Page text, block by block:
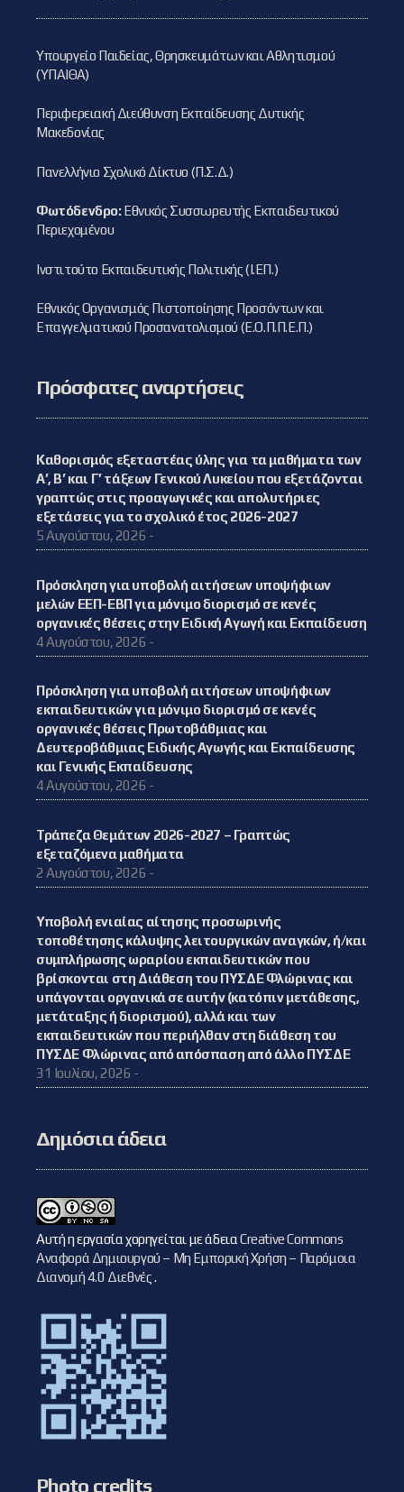
Υπουργείο Παιδείας, Θρησκευμάτων και Αθλητισμού
(ΥΠΑΙΘΑ)
Περιφερειακή Διεύθυνση Εκπαίδευσης Δυτικής
Μακεδονίας
Πανελλήνιο Σχολικό Δίκτυο (Π.Σ.Δ.)
Φωτόδενδρο:Εθνικός Συσσωρευτής Εκπαιδευτικού
Περιεχομένου
Ινστιτούτο Εκπαιδευτικής Πολιτικής (Ι.ΕΠ.)
Εθνικός Οργανισμός Πιστοποίησης Προσόντων και
Επαγγελματικού Προσανατολισμού (Ε.Ο.Π.Π.Ε.Π.)
Πρόσφατες αναρτήσεις
Καθορισμός εξεταστέας ύλης για τα μαθήματα των
Α’, Β’ και Γ’ τάξεων Γενικού Λυκείου που εξετάζονται
γραπτώς στις προαγωγικές και απολυτήριες
εξετάσεις για το σχολικό έτος 2026-2027
5 Αυγούστου, 2026 -
Πρόσκληση για υποβολή αιτήσεων υποψήφιων
μελών ΕΕΠ-ΕΒΠ για μόνιμο διορισμό σε κενές
οργανικές θέσεις στην Ειδική Αγωγή και Εκπαίδευση
4 Αυγούστου, 2026 -
Πρόσκληση για υποβολή αιτήσεων υποψήφιων
εκπαιδευτικών για μόνιμο διορισμό σε κενές
οργανικές θέσεις Πρωτοβάθμιας και
Δευτεροβάθμιας Ειδικής Αγωγής και Εκπαίδευσης
και Γενικής Εκπαίδευσης
4 Αυγούστου, 2026 -
Τράπεζα Θεμάτων 2026-2027 – Γραπτώς
εξεταζόμενα μαθήματα
2 Αυγούστου, 2026 -
Υποβολή ενιαίας αίτησης προσωρινής
τοποθέτησης κάλυψης λειτουργικών αναγκών, ή/και
συμπλήρωσης ωραρίου εκπαιδευτικών που
βρίσκονται στη Διάθεση του ΠΥΣΔΕ Φλώρινας και
υπάγονται οργανικά σε αυτήν (κατόπιν μετάθεσης,
μετάταξης ή διορισμού), αλλά και των
εκπαιδευτικών που περιήλθαν στη διάθεση του
ΠΥΣΔΕ Φλώρινας από απόσπαση από άλλο ΠΥΣΔΕ
31 Ιουλίου, 2026 -
Δημόσια άδεια
Αυτή η εργασία χορηγείται με άδειαCreative Commons
Αναφορά Δημιουργού – Μη Εμπορική Χρήση – Παρόμοια
Διανομή 4.0 Διεθνές.
Photo credits